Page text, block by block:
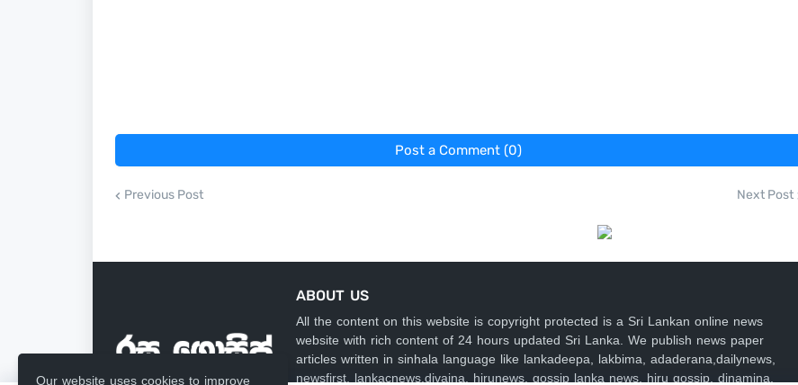
Post a Comment (0)
Previous Post Next Post
ABOUT US
All the content on this website is copyright protected is a Sri Lankan online news
website with rich content of 24 hours updated Sri Lanka. We publish news paper
articles written in sinhala language like lankadeepa, lakbima, adaderana,dailynews,
newsfirst, lankacnews,divaina, hirunews, gossip lanka news, hiru gossip, dinamina,
Our website uses cookies to improve